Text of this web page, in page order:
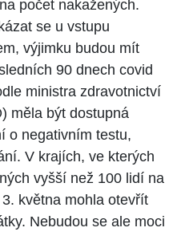
počet nakažených.
se u vstupu
výjimku budou mít
90 dnech covid
ministra zdravotnictví
měla být dostupná
o negativním testu,
V krajích, ve kterých
vyšší než 100 lidí na
května mohla otevřít
Nebudou se ale moci